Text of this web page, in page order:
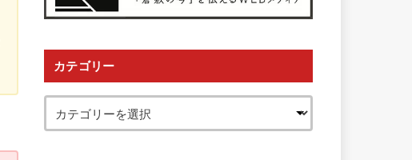
カテゴリー